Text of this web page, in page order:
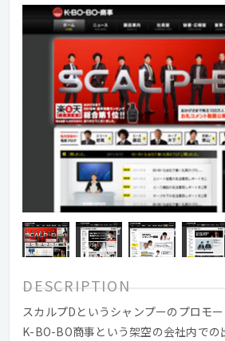
DESCRIPTION
スカルプDというシャンプーのプロモー
K-BO-BO商事という架空の会社内での